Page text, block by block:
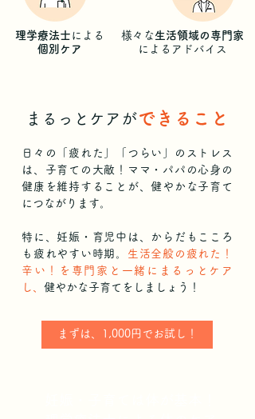
理学療法士 による
個別ケア
様々な生活領域の専門家
によるアドバイス
まるっとケア ができるこ と
日々の「疲れた」「つらい」のストレス
は、子育ての大敵！ママ・パパの心身の
健康を維持することが、健やかな子育て
につながります。
特に、妊娠・育児中は、からだもこころ
も疲れやすい時期。 生活全般の疲れた！
辛い！を専門家と一緒にまるっとケア
し、 健やかな子育てをしましょう！
​まずは、1,000円でお試し！